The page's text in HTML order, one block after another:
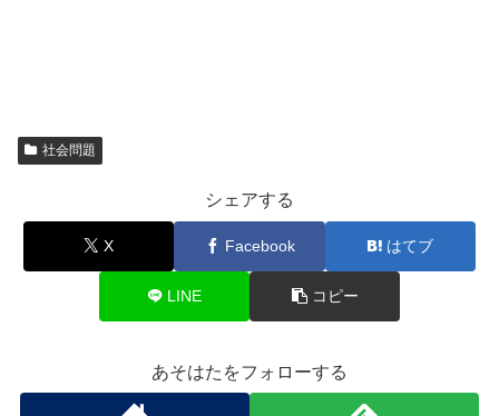
社会問題
シェアする
X Facebook はてブ
LINE コピー
あそはたをフォローする